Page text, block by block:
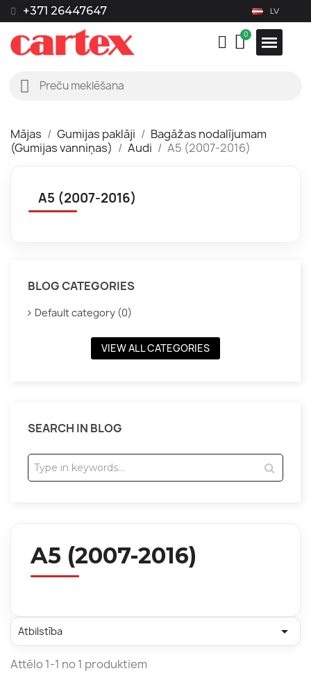
+371 26447647 LV
Mājas Gumijas paklāji
Bagāžas nodalījumam
(Gumijas vanniņas)
Audi A5 (2007-2016)
A5 (2007-2016)
BLOG CATEGORIES
Default category (0)
VIEW ALL CATEGORIES
SEARCH IN BLOG
A5 (2007-2016)
Atbilstība 
Attēlo 1-1 no 1 produktiem